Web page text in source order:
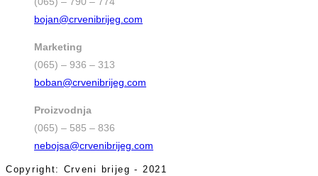
bojan@crvenibrijeg.com
Marketing
(065) – 936 – 313
boban@crvenibrijeg.com
Proizvodnja
(065) – 585 – 836
nebojsa@crvenibrijeg.com
Copyright: Crveni brijeg - 2021